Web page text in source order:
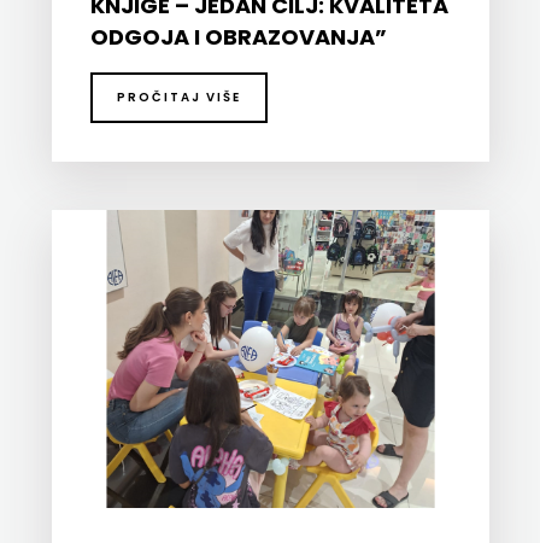
ODGOJA I OBRAZOVANJA”
PROČITAJ VIŠE